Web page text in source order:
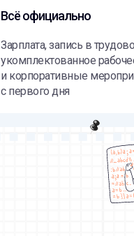
Всё официально
Зарплата, запись в
укомплектованное
и корпоративные
с первого дня